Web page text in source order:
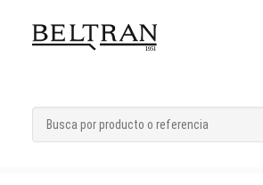
Recambios
Inicio Accesorios » Paragolpes
200/T5/TX cromado doble tubo